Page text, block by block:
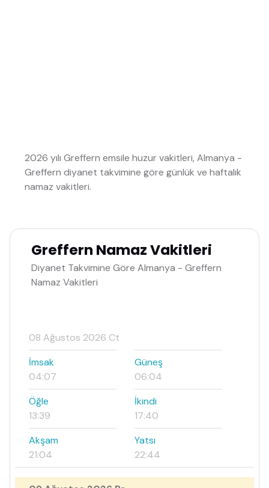
2026 yılı Greffern emsile huzur vakitleri, Almanya -
Greffern diyanet takvimine göre günlük ve haftalık
namaz vakitleri.
Greffern Namaz Vakitleri
Diyanet Takvimine Göre Almanya - Greffern
Namaz Vakitleri
08 Ağustos 2026 Ct
İmsak
04:07
Güneş
06:04
Öğle
13:39
İkindi
17:40
Akşam
21:04
Yatsı
22:44